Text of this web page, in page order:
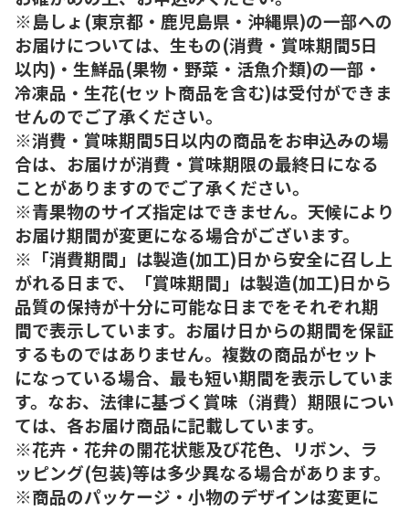
※島しょ(東京都・鹿児島県・沖縄県)の一部への
お届けについては、生もの(消費・賞味期間5日
以内)・生鮮品(果物・野菜・活魚介類)の一部・
冷凍品・生花(セット商品を含む)は受付ができま
せんのでご了承ください。
※消費・賞味期間5日以内の商品をお申込みの場
合は、お届けが消費・賞味期限の最終日になる
ことがありますのでご了承ください。
※青果物のサイズ指定はできません。天候により
お届け期間が変更になる場合がございます。
※「消費期間」は製造(加工)日から安全に召し上
がれる日まで、「賞味期間」は製造(加工)日から
品質の保持が十分に可能な日までをそれぞれ期
間で表示しています。お届け日からの期間を保証
するものではありません。複数の商品がセット
になっている場合、最も短い期間を表示していま
す。なお、法律に基づく賞味（消費）期限につい
ては、各お届け商品に記載しています。
※花卉・花弁の開花状態及び花色、リボン、ラ
ッピング(包装)等は多少異なる場合があります。
※商品のパッケージ・小物のデザインは変更に